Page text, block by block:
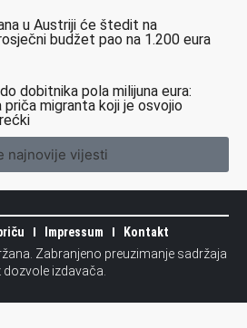
u Austriji će štedit na
budžet pao na 1.200 eura
dobitnika pola milijuna eura:
priča migranta koji je osvojio
najnovije vijesti
Impressum
Kontakt
Zabranjeno preuzimanje sadržaja
dozvole izdavača.